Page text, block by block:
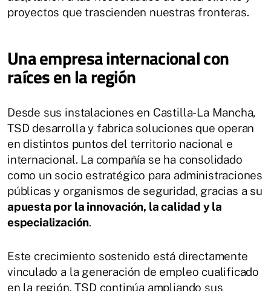
proyectos que trascienden nuestras fronteras.
Una empresa internacional con
raíces en la región
Desde sus instalaciones en Castilla-La Mancha,
TSD desarrolla y fabrica soluciones que operan
en distintos puntos del territorio nacional e
internacional. La compañía se ha consolidado
como un socio estratégico para administraciones
públicas y organismos de seguridad, gracias a su
apuesta por la innovación, la calidad y la
especialización.
Este crecimiento sostenido está directamente
vinculado a la generación de empleo cualificado
en la región. TSD continúa ampliando sus